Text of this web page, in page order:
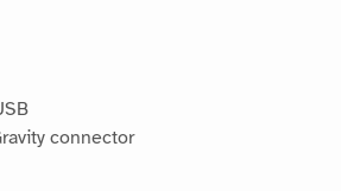
connector